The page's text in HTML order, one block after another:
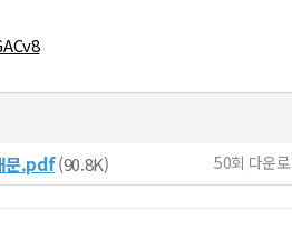
문.pdf(90.8K) 50회 다운